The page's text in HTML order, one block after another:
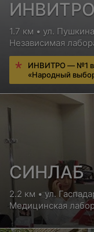
Цена по запросу
ИНВИТРО
1.7 км • ул. Пушкина
Независимая
ИНВИТРО — №1 в
«Народный
СИНЛАБ
2.2 км • ул.
Медицинская